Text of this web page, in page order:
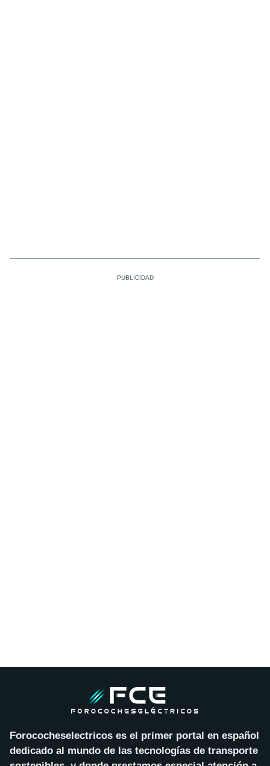
Forococheselectricos es el primer portal en español
dedicado al mundo de las tecnologías de transporte